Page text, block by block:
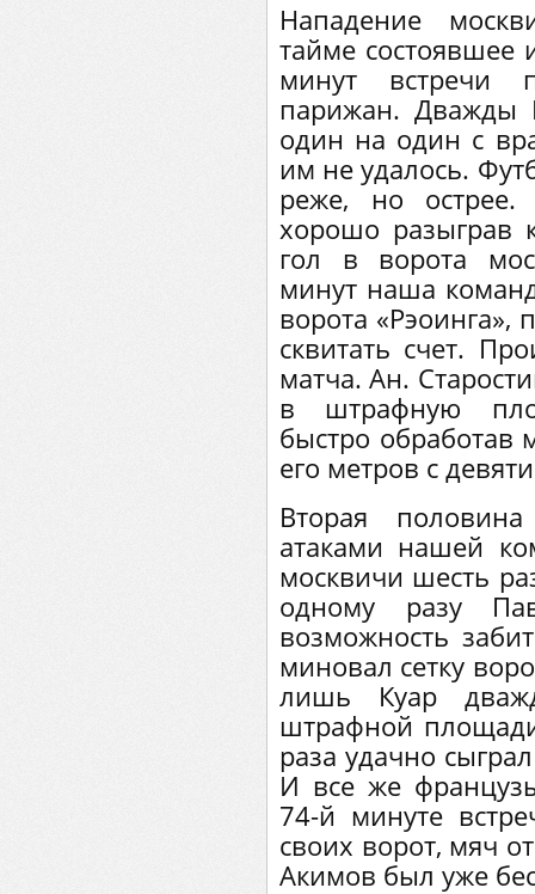
Нападение
тайме
минут встречи
парижан. Дважды
один на один с
им не удалось.
реже, но
хорошо разыграв
гол в ворота
минут наша
ворота
сквитать счет.
матча. Ан.
в штрафную
быстро обработав
его метров с
Вторая
атаками нашей
москвичи шесть
одному разу
возможность
миновал сетку
лишь Куар
штрафной
раза удачно
И все же
74-й минуте
своих ворот, мяч
Акимов был уже